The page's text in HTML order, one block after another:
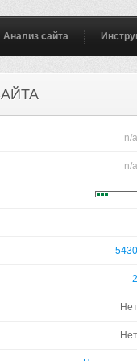
Анализ сайта
n/a
n/a
5430
2
Нет
Нет